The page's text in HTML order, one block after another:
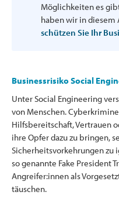
Möglichkeiten es
haben wir in diesem
schützen Sie Ihr
Businessrisiko Social
Unter Social Engineering
von Menschen.
Hilfsbereitschaft, Vertrauen
ihre Opfer dazu zu bringen,
Sicherheitsvorkehrungen zu
so genannte Fake President
Angreifer:innen als
täuschen.